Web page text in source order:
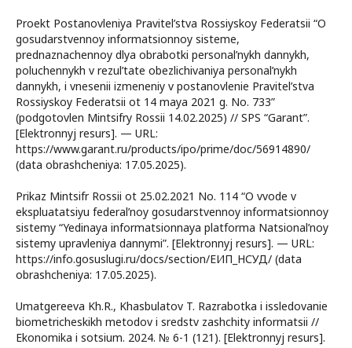
Proekt Postanovleniya Pravitel’stva Rossiyskoy Federatsii “O
gosudarstvennoy informatsionnoy sisteme,
prednaznachennoy dlya obrabotki personal’nykh dannykh,
poluchennykh v rezul’tate obezlichivaniya personal’nykh
dannykh, i vnesenii izmeneniy v postanovlenie Pravitel’stva
Rossiyskoy Federatsii ot 14 maya 2021 g. No. 733”
(podgotovlen Mintsifry Rossii 14.02.2025) // SPS “Garant”.
[Elektronnyj resurs]. — URL:
https://www.garant.ru/products/ipo/prime/doc/56914890/
(data obrashcheniya: 17.05.2025).
Prikaz Mintsifr Rossii ot 25.02.2021 No. 114 “O vvode v
ekspluatatsiyu federal’noy gosudarstvennoy informatsionnoy
sistemy “Yedinaya informatsionnaya platforma Natsional’noy
sistemy upravleniya dannymi”. [Elektronnyj resurs]. — URL:
https://info.gosuslugi.ru/docs/section/ЕИП_НСУД/ (data
obrashcheniya: 17.05.2025).
Umatgereeva Kh.R., Khasbulatov T. Razrabotka i issledovanie
biometricheskikh metodov i sredstv zashchity informatsii //
Ekonomika i sotsium. 2024. № 6-1 (121). [Elektronnyj resurs].